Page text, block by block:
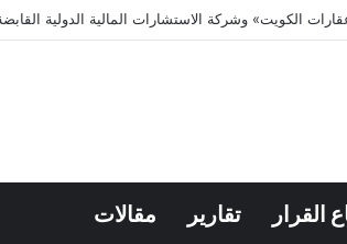
القرار تقارير مقالات